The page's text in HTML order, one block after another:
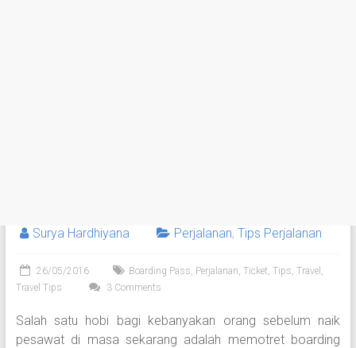
Surya Hardhiyana Perjalanan, Tips Perjalanan
26/05/2016 Boarding Pass, Perjalanan, Ticket, Tips, Travel ,
Travel Tips
3 Comments
Salah satu hobi bagi kebanyakan orang sebelum naik
pesawat di masa sekarang adalah memotret boarding